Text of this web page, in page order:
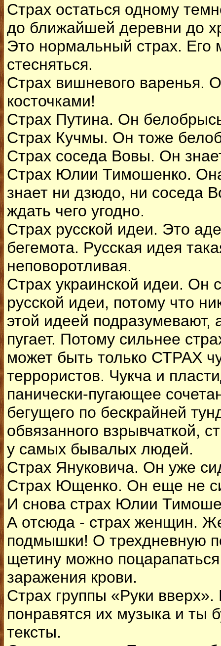
Страх остаться одному
до ближайшей деревни до
Это нормальный страх. Его
стесняться.
Стpax вишневого варенья.
косточками!
Страх Путина. Он
Страх Кучмы. Он тоже
Страх соседа Вовы. Он
Страх Юлии Тимошенко.
знает ни дзюдо, ни соседа
ждать чего угодно.
Страх русской идеи. Это
бегемота. Русская идея
неповоротливая.
Страх украинской идеи. Он
русской идеи, потому что
этой идеей подразумевают,
пугает. Потому сильнее
может быть только СТРАХ
террористов. Чукча и
панически-пугающее
бегущего по бескрайней
обвязанного взрывчаткой,
у самых бывалых людей.
Страх Януковича. Он уже
Страх Ющенко. Он еще не
И снова страх Юлии
А отсюда - страх женщин.
подмышки! О трехдневную
щетину можно
заражения крови.
Страх группы «Руки вверх».
понравятся их музыка и ты
тексты.